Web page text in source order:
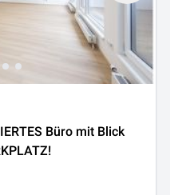
Büro mit Blick